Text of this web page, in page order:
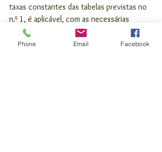
taxas constantes das tabelas previstas no
n.º 1, é aplicável, com as necessárias
adaptações, o disposto no n.º 4 do artigo
98.º do Código do IRS.
Phone Email Facebook